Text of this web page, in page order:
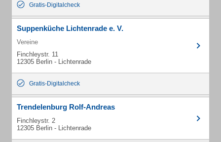
Gratis-Digitalcheck
Suppenküche Lichtenrade e. V.
Vereine
Finchleystr. 11
12305 Berlin - Lichtenrade
Gratis-Digitalcheck
Trendelenburg Rolf-Andreas
Finchleystr. 2
12305 Berlin - Lichtenrade